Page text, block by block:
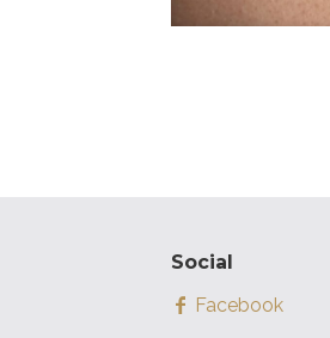
Social
Facebook